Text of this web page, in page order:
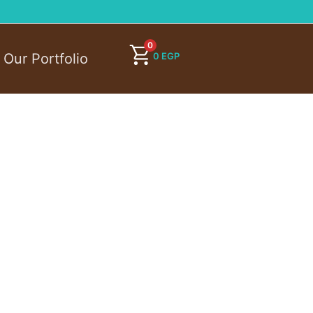
Our Portfolio
0
0 EGP